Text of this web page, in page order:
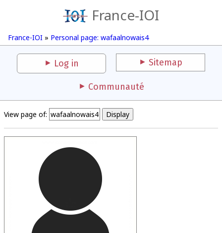
France-IOI
France-IOI » Personal page: wafaalnowais4
Log in Sitemap
Communauté
View page of: